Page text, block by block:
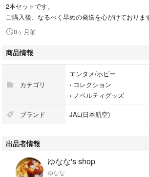
2本セットです。
ご購入後、なるべく早めの発送を心がけておりま
8ヶ月前
商品情報
カテゴリ
エンタメ/ホビー
› コレクション
› ノベルティグッズ
ブランド JAL(日本航空)
出品者情報
ゆなな's shop
ゆなな